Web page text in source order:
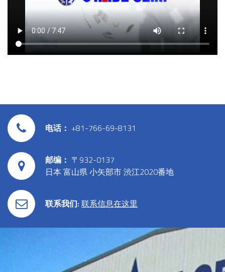
电话： +81-766-69-8131
邮编： 〒932-0137
日本 富山県 小矢部市 渋江2020番地
联系我们: 联系信息在这里